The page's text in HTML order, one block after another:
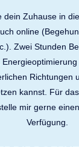
dein Zuhause in
online
Zwei Stunden
Richtungen
kannst. Für
mir gerne
Verfügung.